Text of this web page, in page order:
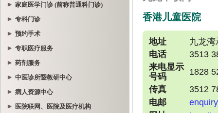
家庭医学门诊 (前称普通科门诊)
专科门诊
预约手术
专职医疗服务
药剂服务
中医诊所暨教研中心
病人资源中心
医院联网、医院及医疗机构